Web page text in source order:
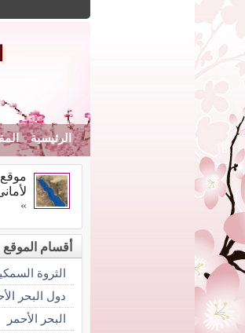
الرئيسية
»
أقسام الموقع
الثروة
دول البحر
البحر الأحمر